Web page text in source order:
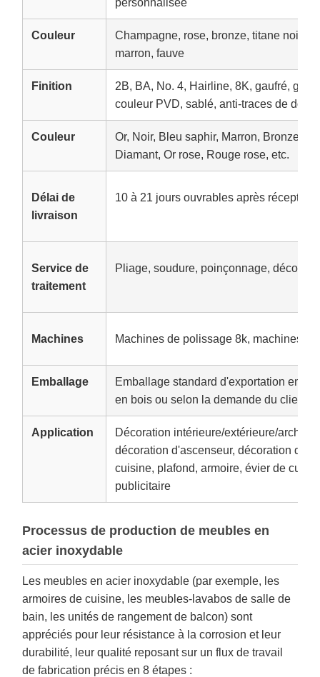
personnalisée
Couleur
Champagne, rose, bronze, titane noir,
marron, fauve
Finition
2B, BA, No. 4, Hairline, 8K, gaufré,
couleur PVD, sablé, anti-traces de
Couleur
Or, Noir, Bleu saphir, Marron, Bronze,
Diamant, Or rose, Rouge rose, etc.
Délai de
livraison
10 à 21 jours ouvrables après réception
Service de
traitement
Pliage, soudure, poinçonnage, découpe
Machines Machines de polissage 8k, machines
Emballage
Emballage standard d'exportation en
en bois ou selon la demande du client
Application
Décoration intérieure/extérieure/
décoration d'ascenseur, décoration
cuisine, plafond, armoire, évier de
publicitaire
Processus de production de meubles en
acier inoxydable
Les meubles en acier inoxydable (par exemple, les
armoires de cuisine, les meubles-lavabos de salle de
bain, les unités de rangement de balcon) sont
appréciés pour leur résistance à la corrosion et leur
durabilité, leur qualité reposant sur un flux de travail
de fabrication précis en 8 étapes :